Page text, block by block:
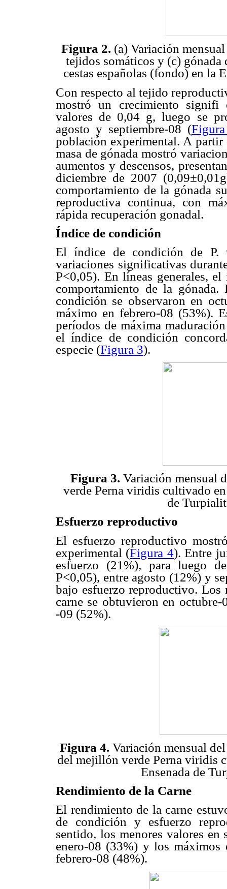
Figura 2. (a) Variación
tejidos somáticos y (c)
cestas españolas (fondo) en la
Con respecto al tejido
mostró un crecimiento signifi
valores de 0,04 g, luego se
agosto y septiembre-08 (
población experimental. A
masa de gónada mostró
aumentos y descensos,
diciembre de 2007
comportamiento de la gónada
reproductiva continua, con
rápida recuperación gonadal.
Índice de condición
El índice de condición de P.
variaciones significativas
P<0,05). En líneas generales,
comportamiento de la
condición se observaron en
máximo en febrero-08 (53%).
períodos de máxima
el índice de condición
especie (Figura 3).
Figura 3. Variación mensual
verde Perna viridis cultivado
de
Esfuerzo reproductivo
El esfuerzo reproductivo
experimental (Figura 4). Entre
esfuerzo (21%), para luego
P<0,05), entre agosto (12%) y
bajo esfuerzo reproductivo. Los
carne se obtuvieron en
-09 (52%).
Figura 4. Variación mensual
del mejillón verde Perna viridis
Ensenada de
Rendimiento de la Carne
El rendimiento de la carne
de condición y esfuerzo
sentido, los menores valores
enero-08 (33%) y los
febrero-08 (48%).